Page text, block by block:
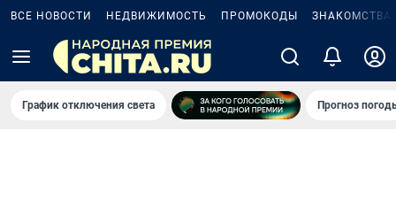
ВСЕ НОВОСТИ НЕДВИЖИМОСТЬ ПРОМОКОДЫ ЗНАКОМСТВА
График отключения света Прогноз